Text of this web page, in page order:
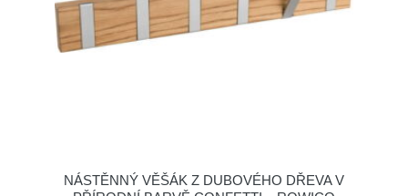
NÁSTĚNNÝ VĚŠÁK Z DUBOVÉHO DŘEVA V